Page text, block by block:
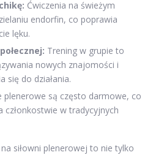
Ćwiczenia na świeżym
endorfin, co poprawia
lęku.
Trening w grupie to
nowych znajomości i
się do działania.
plenerowe są często darmowe, co
członkostwie w tradycyjnych
siłowni plenerowej to nie tylko